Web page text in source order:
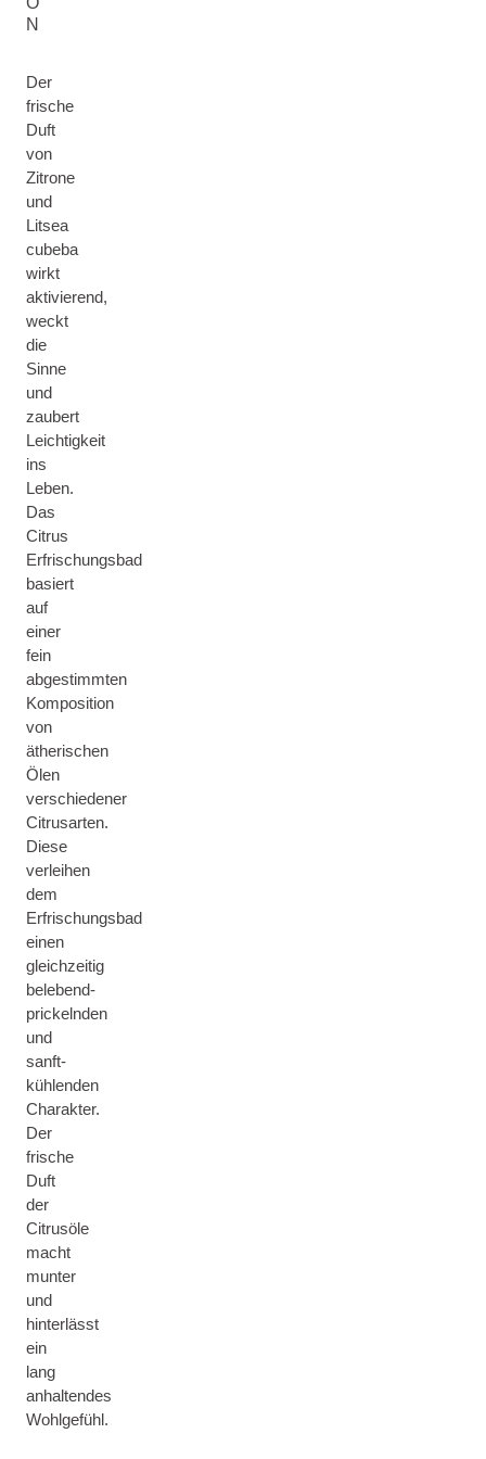
N
Der
frische
Duft
von
Zitrone
und
Litsea
cubeba
wirkt
aktivierend,
weckt
die
Sinne
und
zaubert
Leichtigkeit
ins
Leben.
Das
Citrus
Erfrischungsbad
basiert
auf
einer
fein
abgestimmten
Komposition
von
ätherischen
Ölen
verschiedener
Citrusarten.
Diese
verleihen
dem
Erfrischungsbad
einen
gleichzeitig
belebend-
prickelnden
und
sanft-
kühlenden
Charakter.
Der
frische
Duft
der
Citrusöle
macht
munter
und
hinterlässt
ein
lang
anhaltendes
Wohlgefühl.